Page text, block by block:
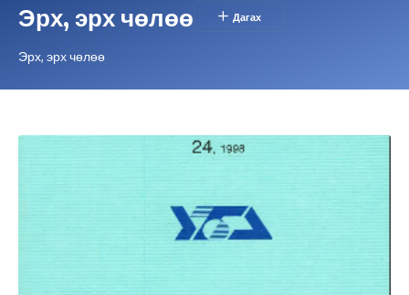
Эрх, эрх чөлөө
Эрх, эрх чөлөө